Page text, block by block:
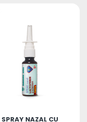
SPRAY NAZAL CU